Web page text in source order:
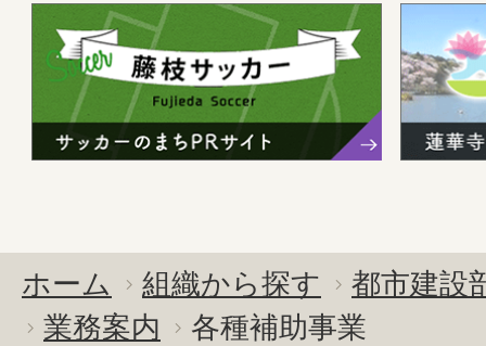
ホーム 組織から探す
都市建設
業務案内
各種補助事業